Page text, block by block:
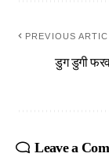
PREVIOUS
डुग डुगी
Leave a